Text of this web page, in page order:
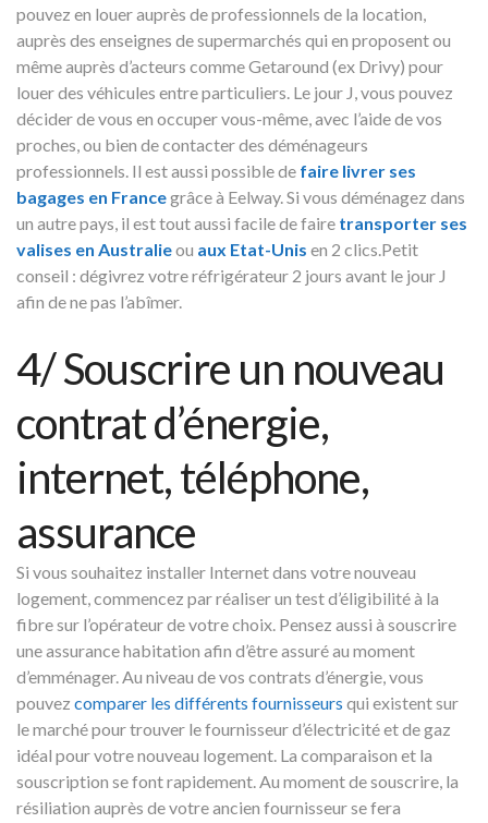
pouvez en louer auprès de professionnels de la location,
auprès des enseignes de supermarchés qui en proposent ou
même auprès d’acteurs comme Getaround (ex Drivy) pour
louer des véhicules entre particuliers. Le jour J, vous pouvez
décider de vous en occuper vous-même, avec l’aide de vos
proches, ou bien de contacter des déménageurs
professionnels. Il est aussi possible de faire livrer ses
bagages en Francegrâce à Eelway. Si vous déménagez dans
un autre pays, il est tout aussi facile de faire transporter ses
valises en Australieou aux Etat-Unis en 2 clics.Petit
conseil : dégivrez votre réfrigérateur 2 jours avant le jour J
afin de ne pas l’abîmer.
4/ Souscrire un nouveau
contrat d’énergie,
internet, téléphone,
assurance
Si vous souhaitez installer Internet dans votre nouveau
logement, commencez par réaliser un test d’éligibilité à la
fibre sur l’opérateur de votre choix. Pensez aussi à souscrire
une assurance habitation afin d’être assuré au moment
d’emménager. Au niveau de vos contrats d’énergie, vous
pouvez comparer les différents fournisseurs qui existent sur
le marché pour trouver le fournisseur d’électricité et de gaz
idéal pour votre nouveau logement. La comparaison et la
souscription se font rapidement. Au moment de souscrire, la
résiliation auprès de votre ancien fournisseur se fera